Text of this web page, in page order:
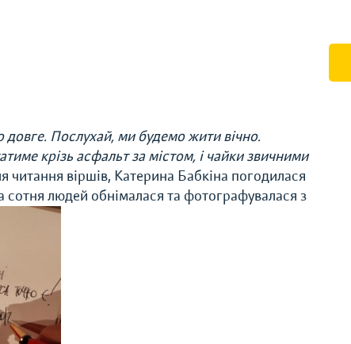
довге. Послухай, ми будемо жити вічно.
крізь асфальт за містом, і чайки звичними
читання віршів, Катерина Бабкіна погодилася
сотня людей обнімалася та фотографувалася з